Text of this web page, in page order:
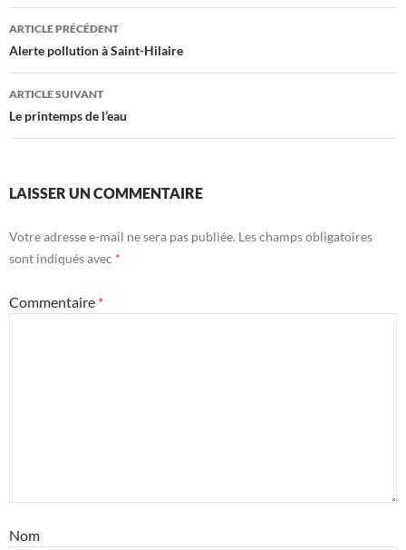
Navigation
des
articles
ARTICLE PRÉCÉDENT
Alerte pollution à Saint-Hilaire
ARTICLE SUIVANT
Le printemps de l’eau
LAISSER UN COMMENTAIRE
Votre adresse e-mail ne sera pas publiée. Les champs obligatoires
sont indiqués avec *
Commentaire *
Nom